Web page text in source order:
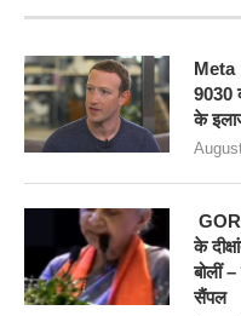
Meta
9030
के
के
बोलीं
सैंपल